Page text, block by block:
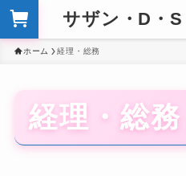
サザン・D・
ホーム 経理・総務
経理・総務